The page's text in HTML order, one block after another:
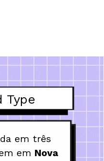
Type
em três
em Nova